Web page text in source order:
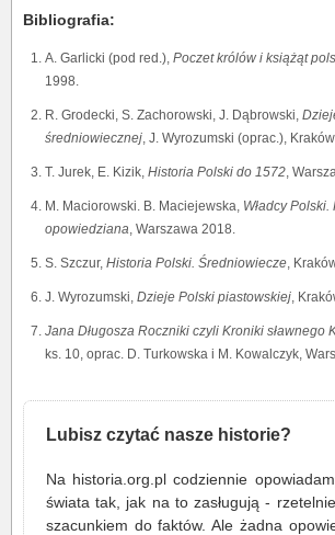
Bibliografia:
A. Garlicki (pod red.), Poczet królów i książąt
1998.
R. Grodecki, S. Zachorowski, J. Dąbrowski,
średniowiecznej , J. Wyrozumski (oprac.),
T. Jurek, E. Kizik, Historia Polski do 1572 ,
M. Maciorowski. B. Maciejewska, Władcy
opowiedziana , Warszawa 2018.
S. Szczur, Historia Polski. Średniowiecze ,
J. Wyrozumski, Dzieje Polski piastowskiej ,
Jana Długosza Roczniki czyli Kroniki sławnego
ks. 10, oprac. D. Turkowska i M. Kowalczyk,
Lubisz czytać nasze historie?
Na historia.org.pl codziennie
świata tak, jak na to zasługują -
szacunkiem do faktów. Ale żadna